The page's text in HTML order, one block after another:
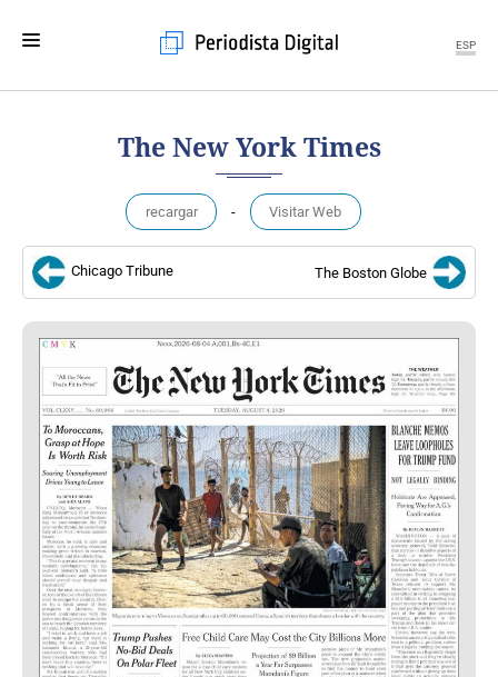
ESP
SECCIONES
PERIODISMO
ECONOMÍA
DEPORTES
CULTURA
TELEVISIÓN
GENTE
MAGAZINE
OTRAS WEBS
CRIMEN Y CASTIGO
MOTOR
RELIGION
TRAVELLERS
EXPERTOS
The New York Times
recargar - Visitar Web
Chicago Tribune The Boston Globe